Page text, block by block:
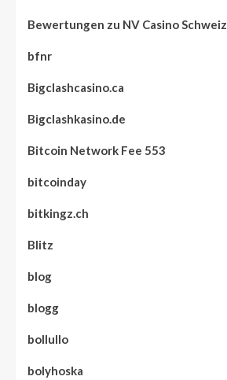
Bewertungen zu NV Casino Schweiz
bfnr
Bigclashcasino.ca
Bigclashkasino.de
Bitcoin Network Fee 553
bitcoinday
bitkingz.ch
Blitz
blog
blogg
bollullo
bolyhoska